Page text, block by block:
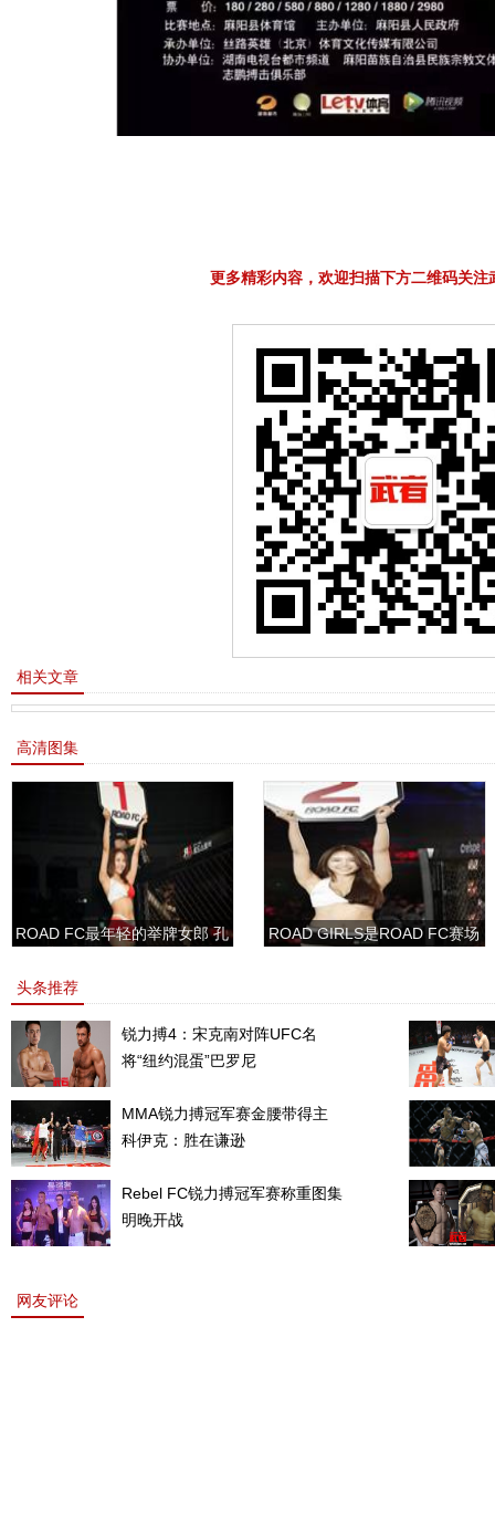
更多精彩内容，欢迎扫描下方二维码关注
相关文章
高清图集
ROAD FC最年轻的举牌女郎 孔
ROAD GIRLS是ROAD FC赛场
头条推荐
锐力搏4：宋克南对阵UFC名
将“纽约混蛋”巴罗尼
MMA锐力搏冠军赛金腰带得主
科伊克：胜在谦逊
Rebel FC锐力搏冠军赛称重图集
明晚开战
网友评论